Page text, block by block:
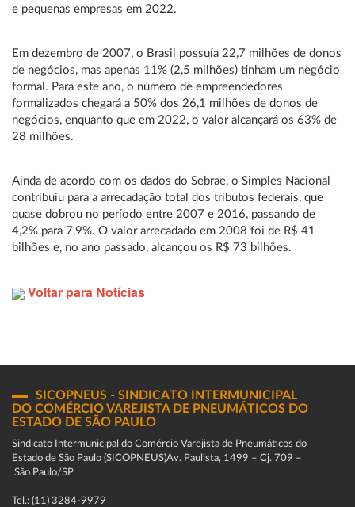
e pequenas empresas em 2022.
Em dezembro de 2007, o Brasil possuía 22,7 milhões de donos
de negócios, mas apenas 11% (2,5 milhões) tinham um negócio
formal. Para este ano, o número de empreendedores
formalizados chegará a 50% dos 26,1 milhões de donos de
negócios, enquanto que em 2022, o valor alcançará os 63% de
28 milhões.
Ainda de acordo com os dados do Sebrae, o Simples Nacional
contribuiu para a arrecadação total dos tributos federais, que
quase dobrou no período entre 2007 e 2016, passando de
4,2% para 7,9%. O valor arrecadado em 2008 foi de R$ 41
bilhões e, no ano passado, alcançou os R$ 73 bilhões.
Voltar para Notícias
SICOPNEUS - SINDICATO INTERMUNICIPAL
DO COMÉRCIO VAREJISTA DE PNEUMÁTICOS DO
ESTADO DE SÃO PAULO
Sindicato Intermunicipal do Comércio Varejista de Pneumáticos do
Estado de São Paulo (SICOPNEUS)Av. Paulista, 1499 – Cj. 709 –
São Paulo/SP
Tel.: (11) 3284-9979